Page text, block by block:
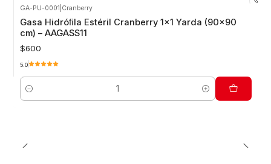
GA-PU-0001 Cranberry
Gasa Hidróﬁla Estéril Cranberry 1×1 Yarda (90×90
cm) – AAGASS11
$600
5.0
Cantidad